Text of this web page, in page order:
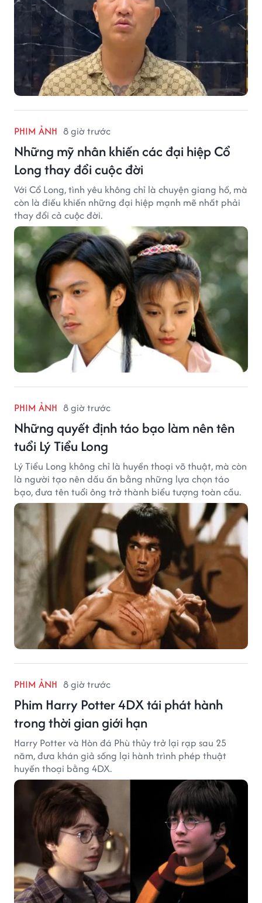
PHIM ẢNH 8 giờ trước
Những mỹ nhân khiến các đại hiệp Cổ
Long thay đổi cuộc đời
Với Cổ Long, tình yêu không chỉ là chuyện giang hồ, mà
còn là điều khiến những đại hiệp mạnh mẽ nhất phải
thay đổi cả cuộc đời.
PHIM ẢNH 8 giờ trước
Những quyết định táo bạo làm nên tên
tuổi Lý Tiểu Long
Lý Tiểu Long không chỉ là huyền thoại võ thuật, mà còn
là người tạo nên dấu ấn bằng những lựa chọn táo
bạo, đưa tên tuổi ông trở thành biểu tượng toàn cầu.
PHIM ẢNH 8 giờ trước
Phim Harry Potter 4DX tái phát hành
trong thời gian giới hạn
Harry Potter và Hòn đá Phù thủy trở lại rạp sau 25
năm, đưa khán giả sống lại hành trình phép thuật
huyền thoại bằng 4DX.